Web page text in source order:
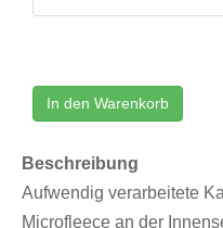
In den Warenkorb
Beschreibung
Aufwendig verarbeitete
Microfleece an der